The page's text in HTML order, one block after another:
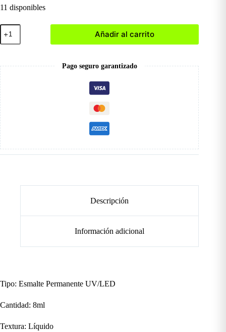
11 disponibles
561
Esmalte
en
cantidad
Añadir al carrito
Pago seguro garantizado
Descripción
Información adicional
Tipo: Esmalte Permanente UV/LED
Cantidad: 8ml
Textura: Líquido